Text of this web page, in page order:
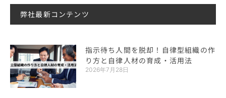
弊社最新コンテンツ
指示待ち人間を脱却！自律型組織の作
り方と自律人材の育成・活用法
2026年7月28日